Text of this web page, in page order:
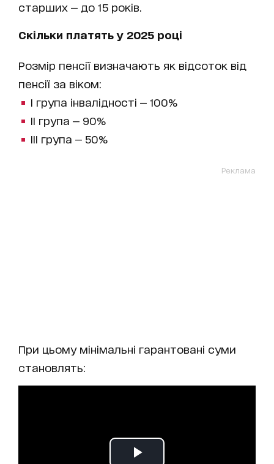
старших — до 15 років.
Скільки платять у 2025 році
Розмір пенсії визначають як відсоток від
пенсії за віком:
І група інвалідності — 100%
ІІ група — 90%
ІІІ група — 50%
Реклама
При цьому мінімальні гарантовані суми
становлять: